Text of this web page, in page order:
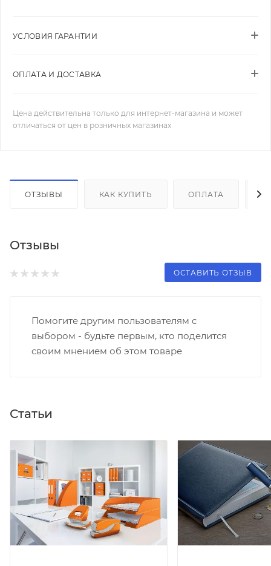
УСЛОВИЯ ГАРАНТИИ
ОПЛАТА И ДОСТАВКА
Цена действительна только для интернет-магазина и может
отличаться от цен в розничных магазинах
ОТЗЫВЫ КАК КУПИТЬ ОПЛАТА
Отзывы
ОСТАВИТЬ ОТЗЫВ
Помогите другим пользователям с
выбором - будьте первым, кто поделится
своим мнением об этом товаре
Статьи